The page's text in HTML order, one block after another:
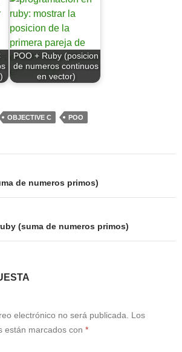
POO + Ruby (posicion
de numeros continuos
en vector)
OBJECTIVE C POO
de numeros primos)
(suma de numeros primos)
electrónico no será publicada.
Los
están marcados con *